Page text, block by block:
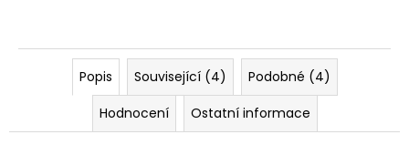
Popis Související (4)
Podobné (4)
Hodnocení
Ostatní informace